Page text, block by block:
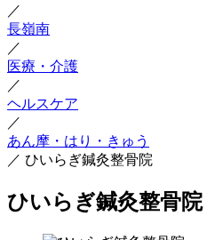
／
長嶺南
／
医療・介護
／
ヘルスケア
／
あん摩・はり・きゅう
／ ひいらぎ鍼灸整骨院
ひいらぎ鍼灸整骨院